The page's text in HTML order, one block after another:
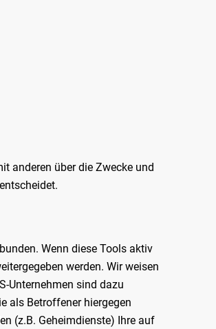
anderen über die Zwecke und
Wenn diese Tools aktiv
werden. Wir weisen
Unternehmen sind dazu
als Betroffener hiergegen
(z.B. Geheimdienste) Ihre auf